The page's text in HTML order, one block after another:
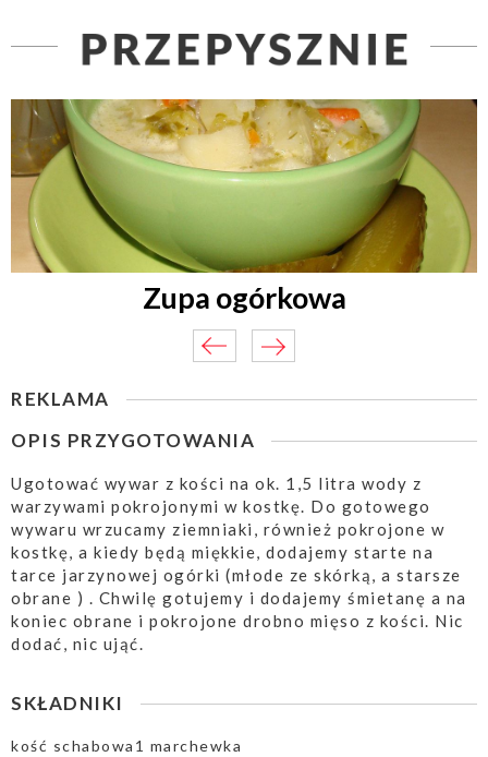
Zupa ogórkowa
REKLAMA
OPIS PRZYGOTOWANIA
Ugotować wywar z kości na ok. 1,5 litra wody z
warzywami pokrojonymi w kostkę. Do gotowego
wywaru wrzucamy ziemniaki, również pokrojone w
kostkę, a kiedy będą miękkie, dodajemy starte na
tarce jarzynowej ogórki (młode ze skórką, a starsze
obrane ) . Chwilę gotujemy i dodajemy śmietanę a na
koniec obrane i pokrojone drobno mięso z kości. Nic
dodać, nic ująć.
SKŁADNIKI
kość schabowa1 marchewka